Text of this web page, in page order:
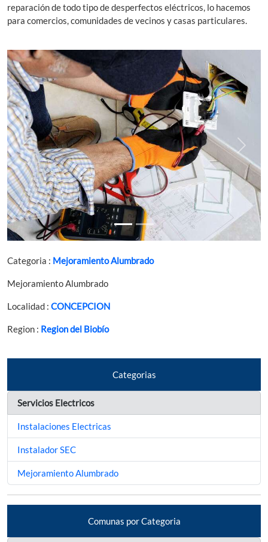
reparación de todo tipo de desperfectos eléctricos, lo hacemos
para comercios, comunidades de vecinos y casas particulares.
Previous Next
Categoria : Mejoramiento Alumbrado
Mejoramiento Alumbrado
Localidad : CONCEPCION
Region : Region del Biobío
Categorias
Servicios Electricos
Instalaciones Electricas
Instalador SEC
Mejoramiento Alumbrado
Comunas por Categoria